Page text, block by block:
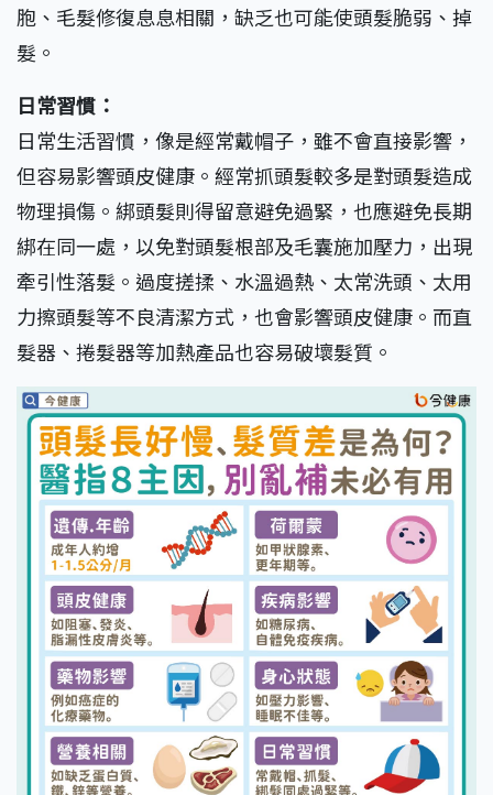
胞、毛髮修復息息相關，缺乏也可能使頭髮脆弱、掉
髮。
日常習慣：
日常生活習慣，像是經常戴帽子，雖不會直接影響，
但容易影響頭皮健康。經常抓頭髮較多是對頭髮造成
物理損傷。綁頭髮則得留意避免過緊，也應避免長期
綁在同一處，以免對頭髮根部及毛囊施加壓力，出現
牽引性落髮。過度搓揉、水溫過熱、太常洗頭、太用
力擦頭髮等不良清潔方式，也會影響頭皮健康。而直
髮器、捲髮器等加熱產品也容易破壞髮質。